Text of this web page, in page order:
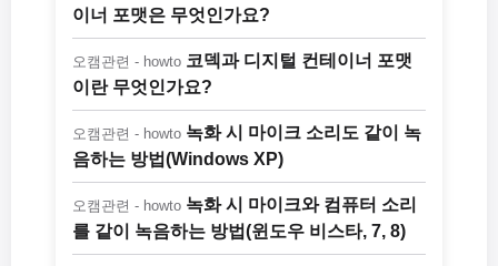
이너 포맷은 무엇인가요?
오캠관련 - howto 코덱과 디지털 컨테이너 포맷
이란 무엇인가요?
오캠관련 - howto 녹화 시 마이크 소리도 같이 녹
음하는 방법(Windows XP)
오캠관련 - howto 녹화 시 마이크와 컴퓨터 소리
를 같이 녹음하는 방법(윈도우 비스타, 7, 8)